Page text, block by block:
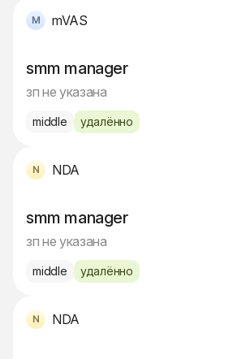
mVAS
smm manager
зп не указана
middle удалённо
NDA
smm manager
зп не указана
middle удалённо
NDA